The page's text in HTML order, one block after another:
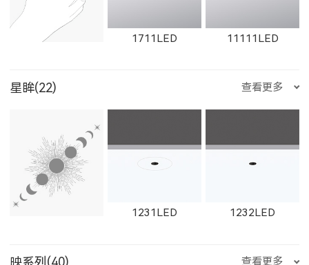
1762LED W1762LED
1711LED 11111LED
12111LED W1711LED W11111LED
星眸(22) 查看更多
1231LED 1232LED
映系列(40) 查看更多